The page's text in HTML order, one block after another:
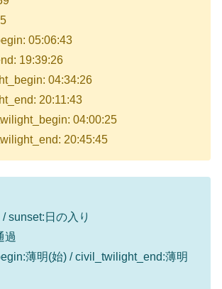
05:06:43
19:39:26
04:34:26
20:11:43
04:00:25
20:45:45
sunset:日の入り
過
薄明(始) / civil_twilight_end:薄明